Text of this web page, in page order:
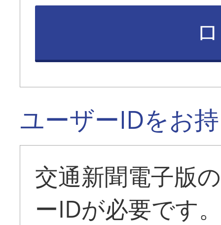
ユーザーIDをお
交通新聞電子版
ーIDが必要です